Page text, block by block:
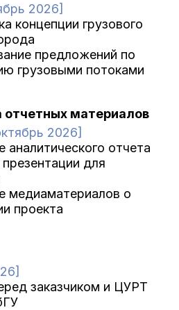
2026]
концепции грузового
предложений по
грузовыми потоками
отчетных материалов
2026]
аналитического отчета
для
медиаматериалов о
проекта
заказчиком и ЦУРТ